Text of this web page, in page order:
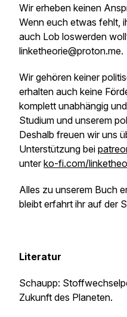
Wir erheben keinen
Wenn euch etwas fehlt,
auch Lob loswerden
linketheorie@proton.me.
Wir gehören keiner
erhalten auch keine
komplett unabhängig
Studium und unserem
Deshalb freuen wir uns
Unterstützung bei
unterko-fi.com/
Alles zu unserem Buch
bleibt erfahrt ihr auf der
Literatur
Schaupp:
Zukunft des Planeten.